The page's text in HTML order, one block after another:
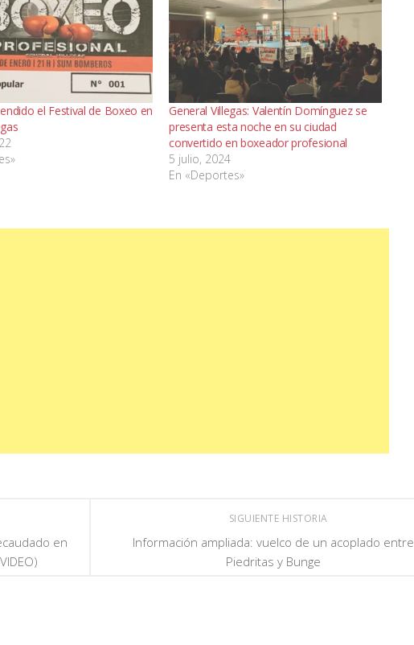
el Festival de Boxeo en
General Villegas: Valentín Domínguez se
presenta esta noche en su ciudad
convertido en boxeador profesional
5 julio, 2024
En «Deportes»
SIGUIENTE HISTORIA
Información ampliada: vuelco de un acoplado entre
Piedritas y Bunge
en